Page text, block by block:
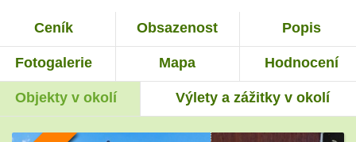
Ceník Obsazenost Popis
Fotogalerie Mapa Hodnocení
Objekty v okolí Výlety a zážitky v okolí